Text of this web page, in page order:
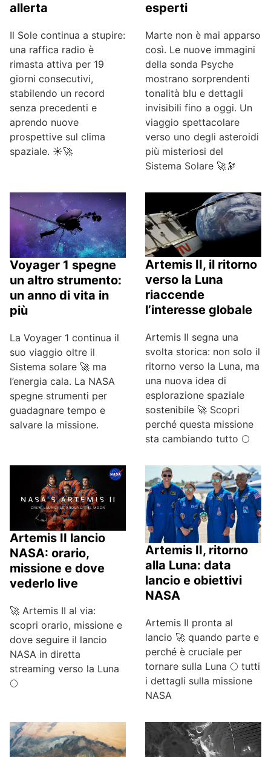
allerta
Il Sole continua a stupire:
una raffica radio è
rimasta attiva per 19
giorni consecutivi,
stabilendo un record
senza precedenti e
aprendo nuove
prospettive sul clima
spaziale. ☀️🚀
esperti
Marte non è mai apparso
così. Le nuove immagini
della sonda Psyche
mostrano sorprendenti
tonalità blu e dettagli
invisibili fino a oggi. Un
viaggio spettacolare
verso uno degli asteroidi
più misteriosi del
Sistema Solare 🚀🔭
Voyager 1 spegne
un altro strumento:
un anno di vita in
più
La Voyager 1 continua il
suo viaggio oltre il
Sistema solare 🚀 ma
l’energia cala. La NASA
spegne strumenti per
guadagnare tempo e
salvare la missione.
Artemis II, il ritorno
verso la Luna
riaccende
l’interesse globale
Artemis II segna una
svolta storica: non solo il
ritorno verso la Luna, ma
una nuova idea di
esplorazione spaziale
sostenibile 🚀 Scopri
perché questa missione
sta cambiando tutto 🌕
Artemis II lancio
NASA: orario,
missione e dove
vederlo live
🚀 Artemis II al via:
scopri orario, missione e
dove seguire il lancio
NASA in diretta
streaming verso la Luna
🌕
Artemis II, ritorno
alla Luna: data
lancio e obiettivi
NASA
Artemis II pronta al
lancio 🚀 quando parte e
perché è cruciale per
tornare sulla Luna 🌕 tutti
i dettagli sulla missione
NASA